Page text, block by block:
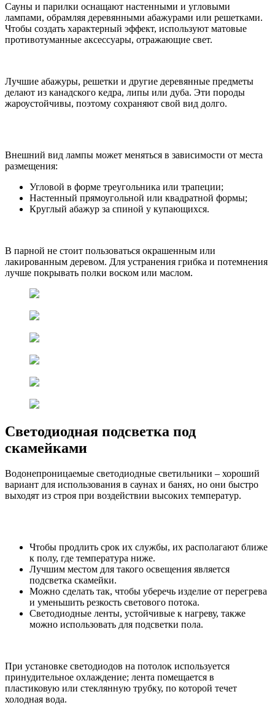
Сауны и парилки оснащают настенными и угловыми
лампами, обрамляя деревянными абажурами или решетками.
Чтобы создать характерный эффект, используют матовые
противотуманные аксессуары, отражающие свет.
Лучшие абажуры, решетки и другие деревянные предметы
делают из канадского кедра, липы или дуба. Эти породы
жароустойчивы, поэтому сохраняют свой вид долго.
Внешний вид лампы может меняться в зависимости от места
размещения:
Угловой в форме треугольника или трапеции;
Настенный прямоугольной или квадратной формы;
Круглый абажур за спиной у купающихся.
В парной не стоит пользоваться окрашенным или
лакированным деревом. Для устранения грибка и потемнения
лучше покрывать полки воском или маслом.
Светодиодная подсветка под
скамейками
Водонепроницаемые светодиодные светильники – хороший
вариант для использования в саунах и банях, но они быстро
выходят из строя при воздействии высоких температур.
Чтобы продлить срок их службы, их располагают ближе
к полу, где температура ниже.
Лучшим местом для такого освещения является
подсветка скамейки.
Можно сделать так, чтобы уберечь изделие от перегрева
и уменьшить резкость светового потока.
Светодиодные ленты, устойчивые к нагреву, также
можно использовать для подсветки пола.
При установке светодиодов на потолок используется
принудительное охлаждение; лента помещается в
пластиковую или стеклянную трубку, по которой течет
холодная вода.